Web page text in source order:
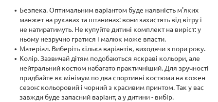
Безпека. Оптимальним варіантом буде наявність м'яких
манжет на рукавах та штанинах: вони захистять від вітру і
не натиратимуть. Не купуйте дитині комплект на виріст: у
ньому незручно гратися і малюк може впасти.
Матеріал. Виберіть кілька варіантів, виходячи з пори року.
Колір. Зазвичай дітям подобаються яскраві кольори, але
нейтральний костюм набагато практичніший. Для зручності
придбайте як мінімум по два спортивні костюми на кожен
сезон: кольоровий і чорний з красивим принтом. Так у вас
завжди буде запасний варіант, а у дитини - вибір.